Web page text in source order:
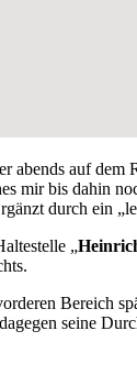
auf
mir bis dahin
durch ein
„
seine